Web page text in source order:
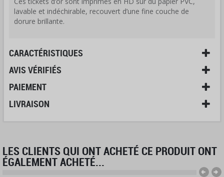
lavable et indéchirable, recouvert d’une fine couche de
dorure brillante.
CARACTÉRISTIQUES
AVIS VÉRIFIÉS
PAIEMENT
LIVRAISON
LES CLIENTS QUI ONT ACHETÉ CE PRODUIT ONT
ÉGALEMENT ACHETÉ...